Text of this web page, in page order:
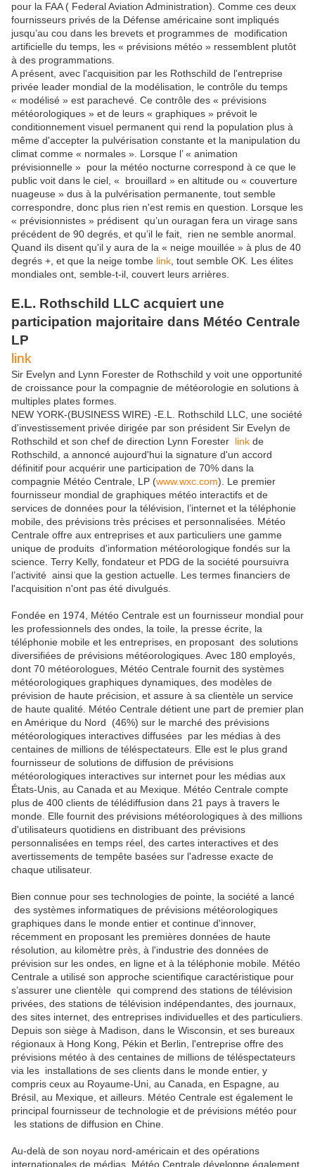
pour la FAA ( Federal Aviation Administration). Comme ces deux
fournisseurs privés de la Défense américaine sont impliqués
jusqu’au cou dans les brevets et programmes de modification
artificielle du temps, les « prévisions météo » ressemblent plutôt
à des programmations.
A présent, avec l'acquisition par les Rothschild de l'entreprise
privée leader mondial de la modélisation, le contrôle du temps
« modélisé » est parachevé. Ce contrôle des « prévisions
météorologiques » et de leurs « graphiques » prévoit le
conditionnement visuel permanent qui rend la population plus à
même d'accepter la pulvérisation constante et la manipulation du
climat comme « normales ». Lorsque l’ « animation
prévisionnelle » pour la météo nocturne correspond à ce que le
public voit dans le ciel, « brouillard » en altitude ou « couverture
nuageuse » dus à la pulvérisation permanente, tout semble
correspondre, donc plus rien n'est remis en question. Lorsque les
« prévisionnistes » prédisent qu’un ouragan fera un virage sans
précédent de 90 degrés, et qu’il le fait,
rien ne semble anormal.
Quand ils disent qu'il y aura de la « neige mouillée » à plus de 40
degrés +, et que la neige tombe link , tout semble OK. Les élites
mondiales ont, semble-t-il, couvert leurs arrières.
E.L. Rothschild LLC acquiert une
participation majoritaire dans Météo Centrale
LP
link
Sir Evelyn and Lynn Forester de Rothschild y voit une opportunité
de croissance pour la compagnie de météorologie en solutions à
multiples plates formes.
NEW YORK-(BUSINESS WIRE) -E.L. Rothschild LLC, une société
d'investissement privée dirigée par son président Sir Evelyn de
Rothschild et son chef de direction Lynn Forester link de
Rothschild, a annoncé aujourd'hui la signature d'un accord
définitif pour acquérir une participation de 70% dans la
compagnie Météo Centrale, LP (www.wxc.com). Le premier
fournisseur mondial de graphiques météo interactifs et de
services de données pour la télévision, l’internet et la téléphonie
mobile, des prévisions très précises et personnalisées. Météo
Centrale offre aux entreprises et aux particuliers une gamme
unique de produits d'information météorologique fondés sur la
science. Terry Kelly, fondateur et PDG de la société poursuivra
l’activité ainsi que la gestion actuelle. Les termes financiers de
l'acquisition n'ont pas été divulgués.
Fondée en 1974, Météo Centrale est un fournisseur mondial pour
les professionnels des ondes, la toile, la presse écrite, la
téléphonie mobile et les entreprises, en proposant des solutions
diversifiées de prévisions météorologiques. Avec 180 employés,
dont 70 météorologues, Météo Centrale fournit des systèmes
météorologiques graphiques dynamiques, des modèles de
prévision de haute précision, et assure à sa clientèle un service
de haute qualité. Météo Centrale détient une part de premier plan
en Amérique du Nord
(46%) sur le marché des prévisions
météorologiques interactives diffusées par les médias à des
centaines de millions de téléspectateurs. Elle est le plus grand
fournisseur de solutions de diffusion de prévisions
météorologiques interactives sur internet pour les médias aux
États-Unis, au Canada et au Mexique. Météo Centrale compte
plus de 400 clients de télédiffusion dans 21 pays à travers le
monde. Elle fournit des prévisions météorologiques à des millions
d'utilisateurs quotidiens en distribuant des prévisions
personnalisées en temps réel, des cartes interactives et des
avertissements de tempête basées sur l'adresse exacte de
chaque utilisateur.
Bien connue pour ses technologies de pointe, la société a lancé
des systèmes informatiques de prévisions météorologiques
graphiques dans le monde entier et continue d'innover,
récemment en proposant les premières données de haute
résolution, au kilomètre près, à l'industrie des données de
prévision sur les ondes, en ligne et à la téléphonie mobile. Météo
Centrale a utilisé son approche scientifique caractéristique pour
s’assurer une clientèle qui comprend des stations de télévision
privées, des stations de télévision indépendantes, des journaux,
des sites internet, des entreprises individuelles et des particuliers.
Depuis son siège à Madison, dans le Wisconsin, et ses bureaux
régionaux à Hong Kong, Pékin et Berlin, l'entreprise offre des
prévisions météo à des centaines de millions de téléspectateurs
via les installations de ses clients dans le monde entier, y
compris ceux au Royaume-Uni, au Canada, en Espagne, au
Brésil, au Mexique, et ailleurs. Météo Centrale est également le
principal fournisseur de technologie et de prévisions météo pour
les stations de diffusion en Chine.
Au-delà de son noyau nord-américain et des opérations
internationales de médias, Météo Centrale développe également